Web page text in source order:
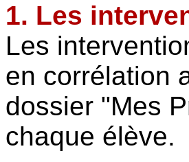
1. Les
Les
en corrélation
dossier "Mes
chaque élève.